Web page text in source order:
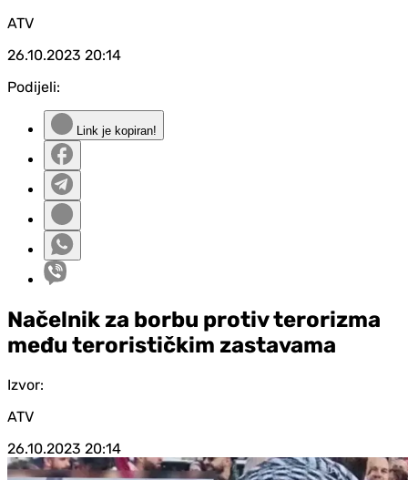
ATV
26.10.2023 20:14
Podijeli:
Link je kopiran!
Načelnik za borbu protiv terorizma
među terorističkim zastavama
Izvor:
ATV
26.10.2023 20:14